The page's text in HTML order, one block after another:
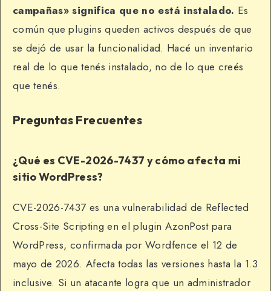
campañas» significa que no está instalado. Es
común que plugins queden activos después de que
se dejó de usar la funcionalidad. Hacé un inventario
real de lo que tenés instalado, no de lo que creés
que tenés.
Preguntas Frecuentes
¿Qué es CVE-2026-7437 y cómo afecta mi
sitio WordPress?
CVE-2026-7437 es una vulnerabilidad de Reflected
Cross-Site Scripting en el plugin AzonPost para
WordPress, confirmada por Wordfence el 12 de
mayo de 2026. Afecta todas las versiones hasta la 1.3
inclusive. Si un atacante logra que un administrador